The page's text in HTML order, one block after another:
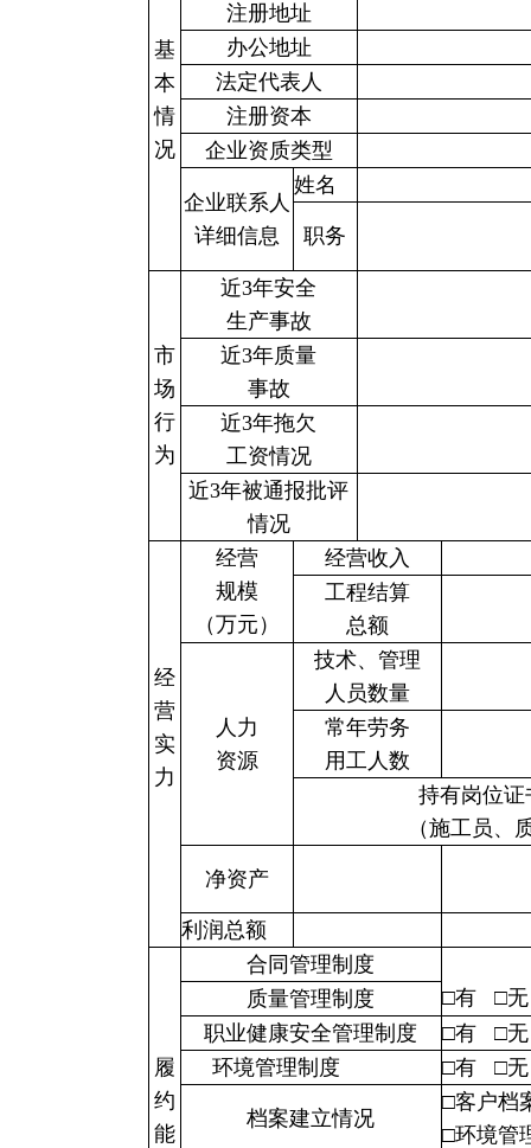
基
本
情
况
注册地址
办公地址
法定代表人
注册资本
企业资质类型
企业联系人
详细信息
姓名
职务
市
场
行
为
近3年安全
生产事故
近3年质量
事故
近3年拖欠
工资情况
近3年被通报批评
情况
经
营
实
力
经营
规模
（万元）
经营收入
工程结算
总额
人力
资源
技术、管理
人员数量
常年劳务
用工人数
持有岗位
（施工员、
净资产
利润总额
履
约
能
合同管理制度
质量管理制度
□有 □无
职业健康安全管理制度
□有 □无
环境管理制度
□有 □无
档案建立情况
□客户
□环境